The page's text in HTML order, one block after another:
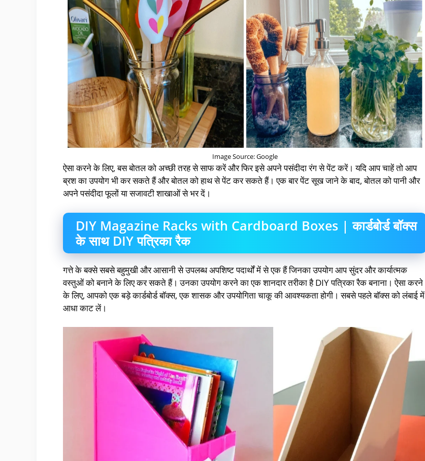
Image Source: Google
ऐसा करने के लिए, बस बोतल को अच्छी तरह से साफ करें और फिर इसे अपने पसंदीदा रंग से पेंट करें। यदि आप चाहें तो आप
ब्रश का उपयोग भी कर सकते हैं और बोतल को हाथ से पेंट कर सकते हैं। एक बार पेंट सूख जाने के बाद, बोतल को पानी और
अपने पसंदीदा फूलों या सजावटी शाखाओं से भर दें।
DIY Magazine Racks with Cardboard Boxes | कार्डबोर्ड बॉक्स
के साथ DIY पत्रिका रैक
गत्ते के बक्से सबसे बहुमुखी और आसानी से उपलब्ध अपशिष्ट पदार्थों में से एक हैं जिनका उपयोग आप सुंदर और कार्यात्मक
वस्तुओं को बनाने के लिए कर सकते हैं। उनका उपयोग करने का एक शानदार तरीका है DIY पत्रिका रैक बनाना। ऐसा करने
के लिए, आपको एक बड़े कार्डबोर्ड बॉक्स, एक शासक और उपयोगिता चाकू की आवश्यकता होगी। सबसे पहले बॉक्स को लंबाई में
आधा काट लें।